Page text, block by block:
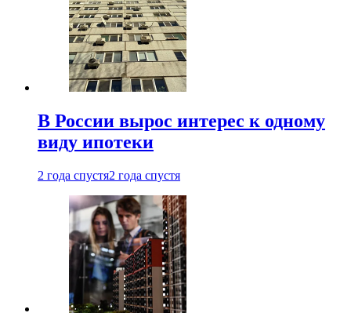
В России вырос интерес к одному
виду ипотеки
2 года спустя2 года спустя